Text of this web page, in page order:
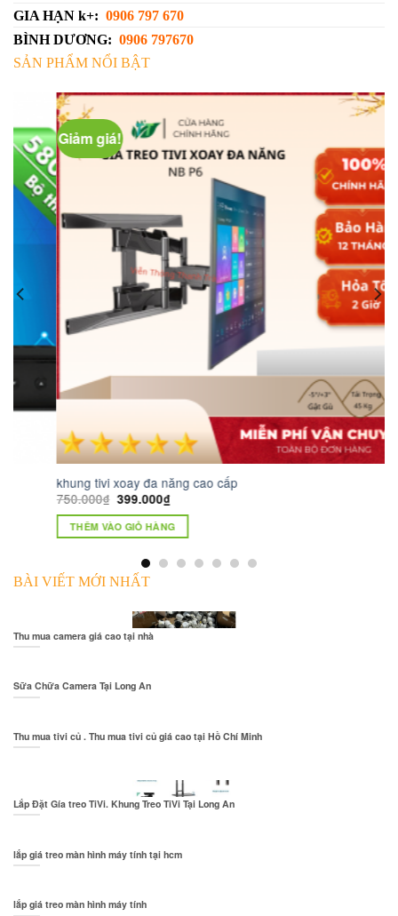
GIA HẠN k+: 0906 797 670
BÌNH DƯƠNG: 0906 797670
SẢN PHẨM NỔI BẬT
Giảm giá!
khung tivi xoay đa năng cao cấp
750.000₫ 399.000₫
THÊM VÀO GIỎ HÀNG
BÀI VIẾT MỚI NHẤT
Thu mua camera giá cao tại nhà
Sữa Chữa Camera Tại Long An
Thu mua tivi củ . Thu mua tivi củ giá cao tại Hồ Chí Minh
Lắp Đặt Gía treo TiVi. Khung Treo TiVi Tại Long An
lắp giá treo màn hình máy tính tại hcm
lắp giá treo màn hình máy tính